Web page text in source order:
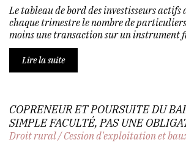
Le tableau de bord des investisseurs actifs
chaque trimestre le nombre de
moins une transaction sur un instrument
Lire la suite
COPRENEUR ET POURSUITE DU
SIMPLE FACULTÉ, PAS UNE
Droit rural/Cession d'exploitation et